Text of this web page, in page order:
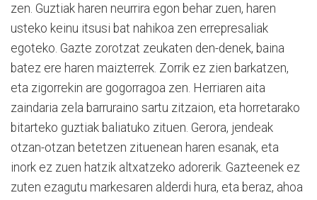
zen. Guztiak haren neurrira egon behar zuen, haren
usteko keinu itsusi bat nahikoa zen errepresaliak
egoteko. Gazte zorotzat zeukaten den-denek, baina
batez ere haren maizterrek. Zorrik ez zien barkatzen,
eta zigorrekin are gogorragoa zen. Herriaren aita
zaindaria zela barruraino sartu zitzaion, eta horretarako
bitarteko guztiak baliatuko zituen. Gerora, jendeak
otzan-otzan betetzen zituenean haren esanak, eta
inork ez zuen hatzik altxatzeko adorerik. Gazteenek ez
zuten ezagutu markesaren alderdi hura, eta beraz, ahoa